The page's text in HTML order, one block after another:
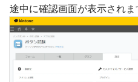
途中に確認画面が表示されま